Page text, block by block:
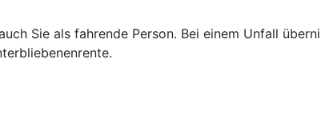
Sie als fahrende Person. Bei einem Unfall